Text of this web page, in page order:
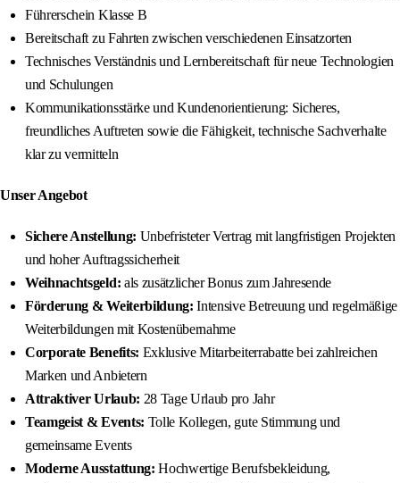
Führerschein Klasse B
Bereitschaft zu Fahrten zwischen verschiedenen Einsatzorten
Technisches Verständnis und Lernbereitschaft für neue Technologien
und Schulungen
Kommunikationsstärke und Kundenorientierung: Sicheres,
freundliches Auftreten sowie die Fähigkeit, technische Sachverhalte
klar zu vermitteln
Unser Angebot
Sichere Anstellung: Unbefristeter Vertrag mit langfristigen Projekten
und hoher Auftragssicherheit
Weihnachtsgeld: als zusätzlicher Bonus zum Jahresende
Förderung & Weiterbildung: Intensive Betreuung und regelmäßige
Weiterbildungen mit Kostenübernahme
Corporate Benefits: Exklusive Mitarbeiterrabatte bei zahlreichen
Marken und Anbietern
Attraktiver Urlaub: 28 Tage Urlaub pro Jahr
Teamgeist & Events: Tolle Kollegen, gute Stimmung und
gemeinsame Events
Moderne Ausstattung: Hochwertige Berufsbekleidung,